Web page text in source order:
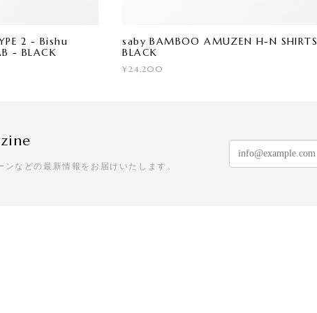
2 - Bishu
- BLACK
saby BAMBOO AMUZEN H-N SHIRTS
BLACK
¥24,200
ンなどの最新情報をお届けいたします。